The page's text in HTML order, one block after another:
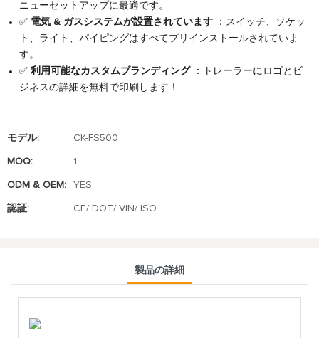
ニューセットアップに最適です。
✅ 電気 & ガスシステムが設置されています
：スイッチ、ソケッ
ト、ライト、パイピングはすべてプリインストールされていま
す。
✅ 利用可能なカスタムブランディング
：トレーラーにロゴとビ
ジネスの詳細を無料で印刷します！
モデル: CK-FS500
MOQ: 1
ODM & OEM: YES
認証: CE/ DOT/ VIN/ ISO
製品の詳細